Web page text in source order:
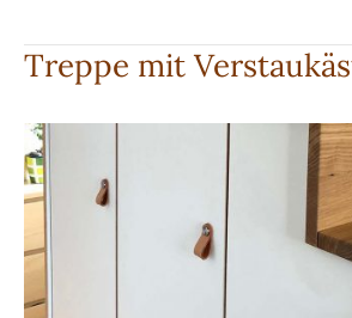
gebeizter
Eiche
Treppe mit